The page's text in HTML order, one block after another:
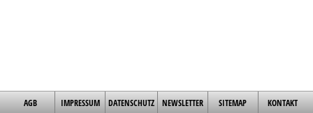
AGB IMPRESSUM DATENSCHUTZ NEWSLETTER SITEMAP KONTAKT